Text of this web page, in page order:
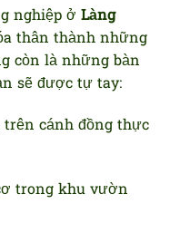
nghiệp ở Làng
thân thành những
còn là những bàn
sẽ được tự tay:
trên cánh đồng thực
trong khu vườn